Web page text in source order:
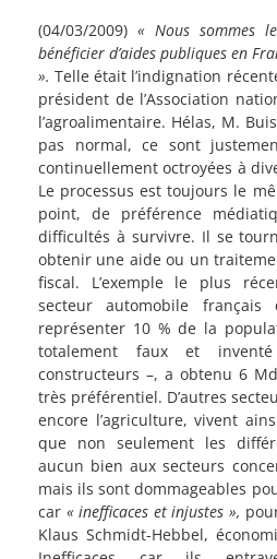
(04/03/2009) « Nous sommes
bénéficier d’aides publiques en
». Telle était l’indignation
président de l’Association
l’agroalimentaire. Hélas, M.
pas normal, ce sont
continuellement octroyées à
Le processus est toujours le
point, de préférence
difficultés à survivre. Il se
obtenir une aide ou un
fiscal. L’exemple le plus
secteur automobile
représenter 10 % de la
totalement faux et
constructeurs –, a obtenu 6
très préférentiel. D’autres
encore l’agriculture, vivent
que non seulement les
aucun bien aux secteurs
mais ils sont dommageables
car « inefficaces et injustes »,
Klaus Schmidt-Hebbel,